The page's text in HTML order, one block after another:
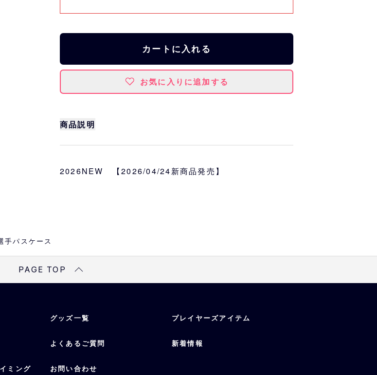
カートに入れる
お気に入りに追加する
商品説明
サイズ
選手
2026NEW 【2026/04/24新商品発売】
パスケース
PAGE TOP
グッズ一覧 プレイヤーズアイテム
よくあるご質問 新着情報
ミング お問い合わせ